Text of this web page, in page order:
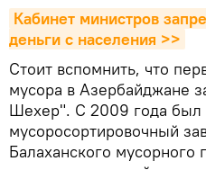
Кабинет министров
деньги с населения >>
Стоит вспомнить, что
мусора в Азербайджане
Шехер". С 2009 года был
мусоросортировочный
Балаханского мусорного